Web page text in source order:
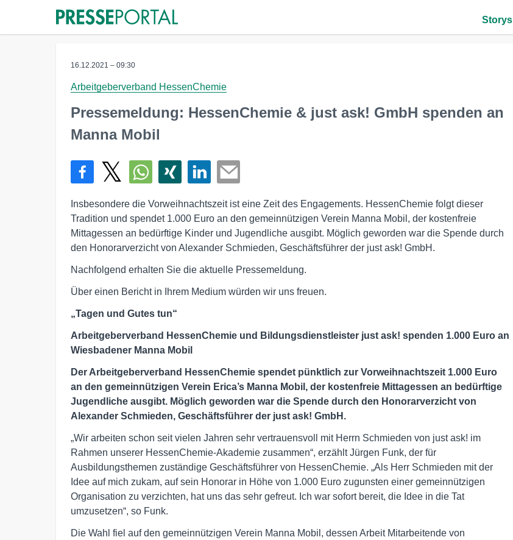
Storys
16.12.2021 – 09:30
Arbeitgeberverband HessenChemie
Pressemeldung: HessenChemie & just ask! GmbH spenden an
Manna Mobil
Insbesondere die Vorweihnachtszeit ist eine Zeit des Engagements. HessenChemie folgt dieser
Tradition und spendet 1.000 Euro an den gemeinnützigen Verein Manna Mobil, der kostenfreie
Mittagessen an bedürftige Kinder und Jugendliche ausgibt. Möglich geworden war die Spende durch
den Honorarverzicht von Alexander Schmieden, Geschäftsführer der just ask! GmbH.
Nachfolgend erhalten Sie die aktuelle Pressemeldung.
Über einen Bericht in Ihrem Medium würden wir uns freuen.
„Tagen und Gutes tun“
Arbeitgeberverband HessenChemie und Bildungsdienstleister just ask! spenden 1.000 Euro an
Wiesbadener Manna Mobil
Der Arbeitgeberverband HessenChemie spendet pünktlich zur Vorweihnachtszeit 1.000 Euro
an den gemeinnützigen Verein Erica’s Manna Mobil, der kostenfreie Mittagessen an bedürftige
Jugendliche ausgibt. Möglich geworden war die Spende durch den Honorarverzicht von
Alexander Schmieden, Geschäftsführer der just ask! GmbH.
„Wir arbeiten schon seit vielen Jahren sehr vertrauensvoll mit Herrn Schmieden von just ask! im
Rahmen unserer HessenChemie-Akademie zusammen“, erzählt Jürgen Funk, der für
Ausbildungsthemen zuständige Geschäftsführer von HessenChemie. „Als Herr Schmieden mit der
Idee auf mich zukam, auf sein Honorar in Höhe von 1.000 Euro zugunsten einer gemeinnützigen
Organisation zu verzichten, hat uns das sehr gefreut. Ich war sofort bereit, die Idee in die Tat
umzusetzen“, so Funk.
Die Wahl fiel auf den gemeinnützigen Verein Manna Mobil, dessen Arbeit Mitarbeitende von